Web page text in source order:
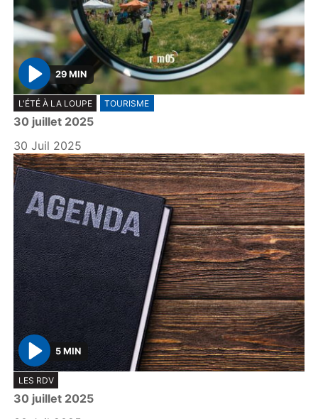
P
l
a
y
29 MIN
L'ÉTÉ À LA LOUPE TOURISME
30 juillet 2025
30 Juil 2025
P
l
a
5 MIN
LES RDV
30 juillet 2025